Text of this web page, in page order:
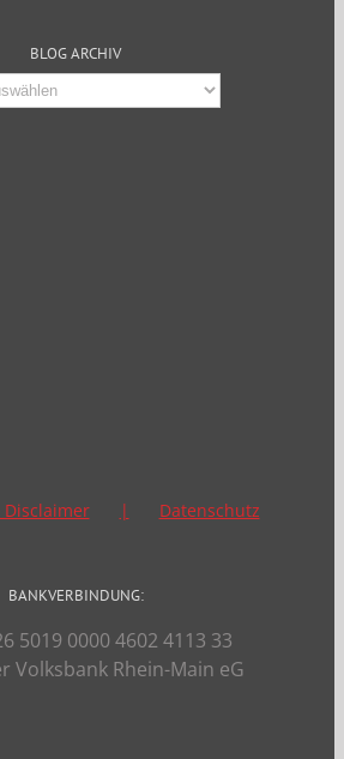
BLOG ARCHIV
Datenschutz
BANKVERBINDUNG:
5019 0000 4602 4113 33
Volksbank Rhein-Main eG